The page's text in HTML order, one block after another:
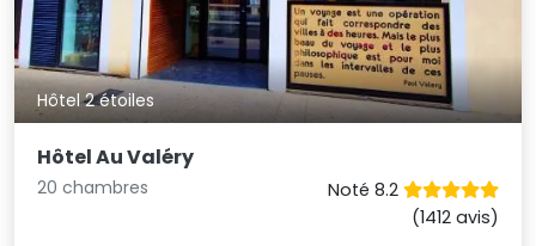
Hôtel 2 étoiles
Hôtel Au Valéry
20 chambres
Noté 8.2
(1412 avis)